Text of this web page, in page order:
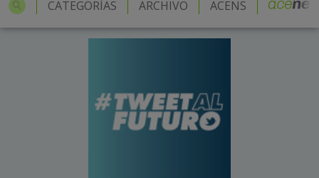
CATEGORÍAS ARCHIVO ACENS